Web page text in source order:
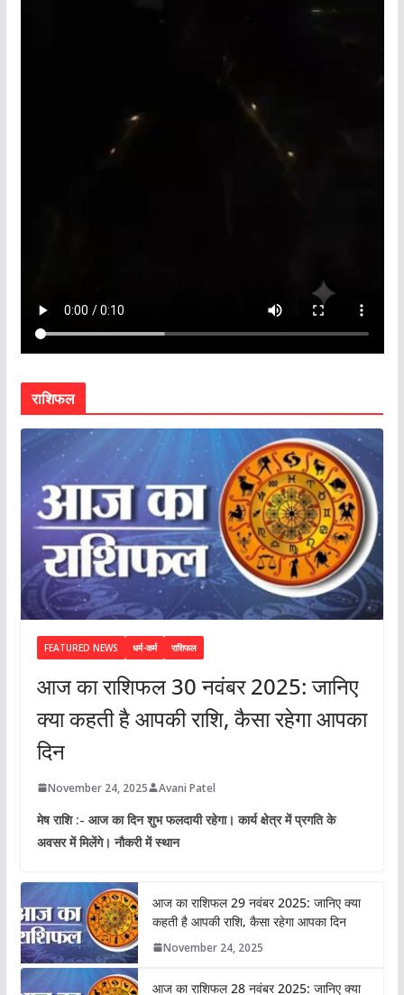
राशिफल
FEATURED NEWS धर्म-कर्म राशिफल
आज का राशिफल 30 नवंबर 2025: जानिए
क्या कहती है आपकी राशि, कैसा रहेगा आपका
दिन
November 24, 2025 Avani Patel
मेष राशि :- आज का दिन शुभ फलदायी रहेगा। कार्य क्षेत्र में प्रगति के
अवसर में मिलेंगे। नौकरी में स्थान
आज का राशिफल 29 नवंबर 2025: जानिए क्या
कहती है आपकी राशि, कैसा रहेगा आपका दिन
November 24, 2025
आज का राशिफल 28 नवंबर 2025: जानिए क्या